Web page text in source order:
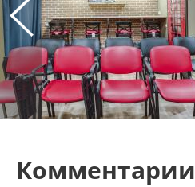
Комментарии